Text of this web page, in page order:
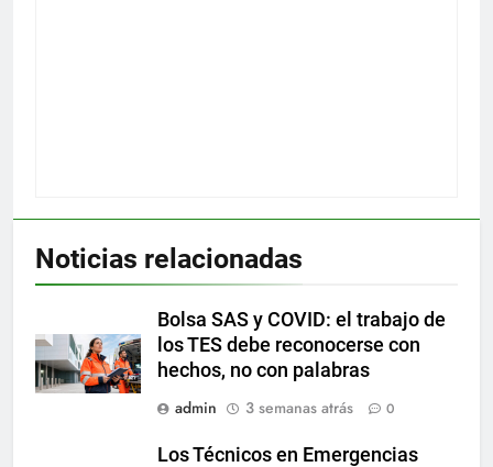
Noticias relacionadas
Bolsa SAS y COVID: el trabajo de
los TES debe reconocerse con
hechos, no con palabras
admin
3 semanas atrás 0
Los Técnicos en Emergencias